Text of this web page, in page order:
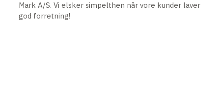
Mark A/S. Vi elsker simpelthen når vore kunder laver
god forretning!